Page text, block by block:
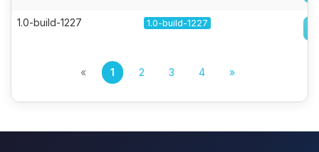
1.0-build-1227 1.0-build-1227
« 1 2 3 4 »